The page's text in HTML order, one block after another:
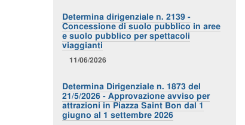
Determina dirigenziale n. 2139 -
Concessione di suolo pubblico in aree
e suolo pubblico per spettacoli
viaggianti
11/06/2026
Determina Dirigenziale n. 1873 del
21/5/2026 - Approvazione avviso per
attrazioni in Piazza Saint Bon dal 1
giugno al 1 settembre 2026